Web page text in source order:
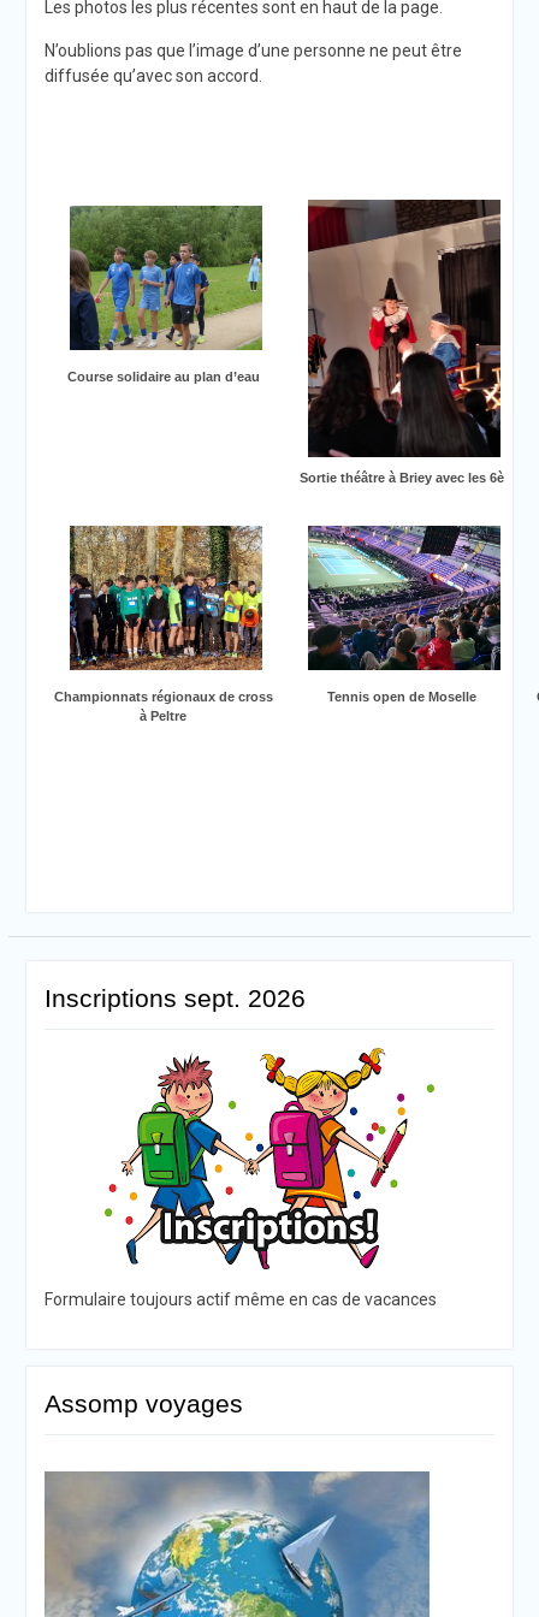
Les photos les plus récentes sont en haut de la page.
N’oublions pas que l’image d’une personne ne peut être
diffusée qu’avec son accord.
Course solidaire au plan d’eau
Sortie théâtre à Briey avec les 6è
Championnats régionaux de cross
à Peltre
Tennis open de Moselle
Inscriptions sept. 2026
Formulaire toujours actif même en cas de vacances
Assomp voyages